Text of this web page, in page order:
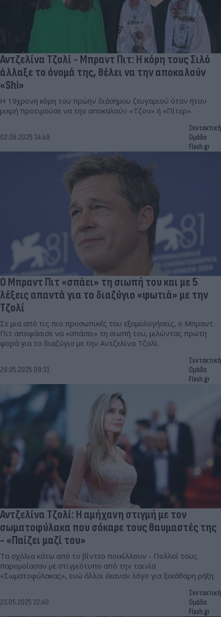
Αντζελίνα Τζολί - Μπραντ Πιτ: Η κόρη τους Σιλό
άλλαξε το όνομά της, θέλει να την αποκαλούν
«Shi»
Η 19χρονη κόρη του πρώην διάσημου ζευγαριού όταν ήταν
μικρή προτιμούσε να την αποκαλούν «Τζον» ή «Πίτερ».
02.06.2025 14:49
Συντακτική
Ομάδα
Flash.gr
O Μπραντ Πιτ «σπάει» τη σιωπή του και με 5
λέξεις απαντά για το διαζύγιο «φωτιά» με την
Τζολί
Σε μια από τις πιο προσωπικές του εξομολογήσεις, ο Μπραντ
Πιτ αποφάσισε να «σπάσει» τη σιωπή του, μιλώντας πρώτη
φορά για το διαζύγιο με την Αντζελίνα Τζολί.
29.05.2025 09:31
Συντακτική
Ομάδα
Flash.gr
Αντζελίνα Τζολί: Η αμήχανη στιγμή με τον
σωματοφύλακα που σόκαρε τους θαυμαστές της
- «Παίζει μαζί του»
Τα σχόλια κάτω από το βίντεο ποικίλλουν - Πολλοί τους
παρομοίασαν με στιγμιότυπο από την ταινία
«Σωματοφύλακας», ενώ άλλοι έκαναν λόγο για ξεκάθαρη ρήξη.
23.05.2025 22:40
Συντακτική
Ομάδα
Flash.gr